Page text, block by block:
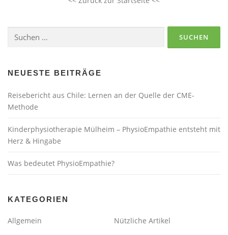
nach:
NEUESTE BEITRÄGE
Reisebericht aus Chile: Lernen an der Quelle der CME-
Methode
Kinderphysiotherapie Mülheim – PhysioEmpathie entsteht mit
Herz & Hingabe
Was bedeutet PhysioEmpathie?
KATEGORIEN
Allgemein Nützliche Artikel